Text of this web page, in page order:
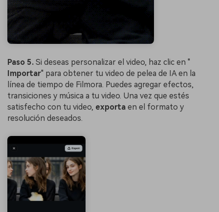
Paso 5. Si deseas personalizar el video, haz clic en "
Importar" para obtener tu video de pelea de IA en la
línea de tiempo de Filmora. Puedes agregar efectos,
transiciones y música a tu video. Una vez que estés
satisfecho con tu video, exporta en el formato y
resolución deseados.